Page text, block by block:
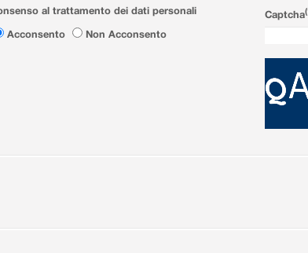
al trattamento dei dati personali
Acconsento
Non Acconsento
Captcha